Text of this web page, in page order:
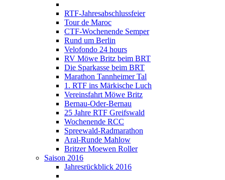
RTF-Jahresabschlussfeier
Tour de Maroc
CTF-Wochenende Semper
Rund um Berlin
Velofondo 24 hours
RV Möwe Britz beim BRT
Die Sparkasse beim BRT
Marathon Tannheimer Tal
1. RTF ins Märkische Luch
Vereinsfahrt Möwe Britz
Bernau-Oder-Bernau
25 Jahre RTF Greifswald
Wochenende RCC
Spreewald-Radmarathon
Aral-Runde Mahlow
Britzer Moewen Roller
Saison 2016
Jahresrückblick 2016